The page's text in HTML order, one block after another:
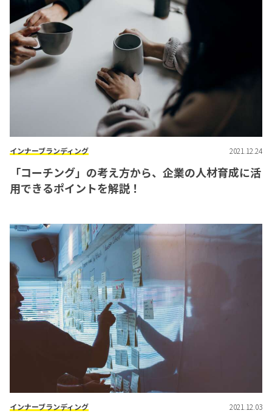
インナーブランディング 2021.12.24
「コーチング」の考え方から、企業の人材育成に活
用できるポイントを解説！
インナーブランディング 2021.12.03